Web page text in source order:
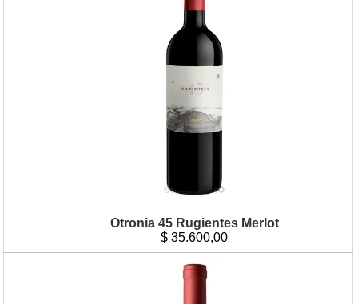
Otronia 45 Rugientes Merlot
$ 35.600,00